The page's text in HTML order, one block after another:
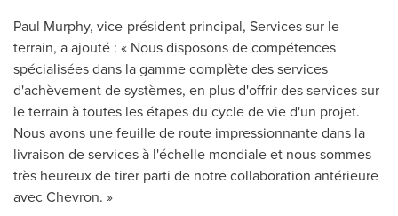
Paul Murphy, vice-président principal, Services sur le
terrain, a ajouté : « Nous disposons de compétences
spécialisées dans la gamme complète des services
d'achèvement de systèmes, en plus d'offrir des services sur
le terrain à toutes les étapes du cycle de vie d'un projet.
Nous avons une feuille de route impressionnante dans la
livraison de services à l'échelle mondiale et nous sommes
très heureux de tirer parti de notre collaboration antérieure
avec Chevron. »